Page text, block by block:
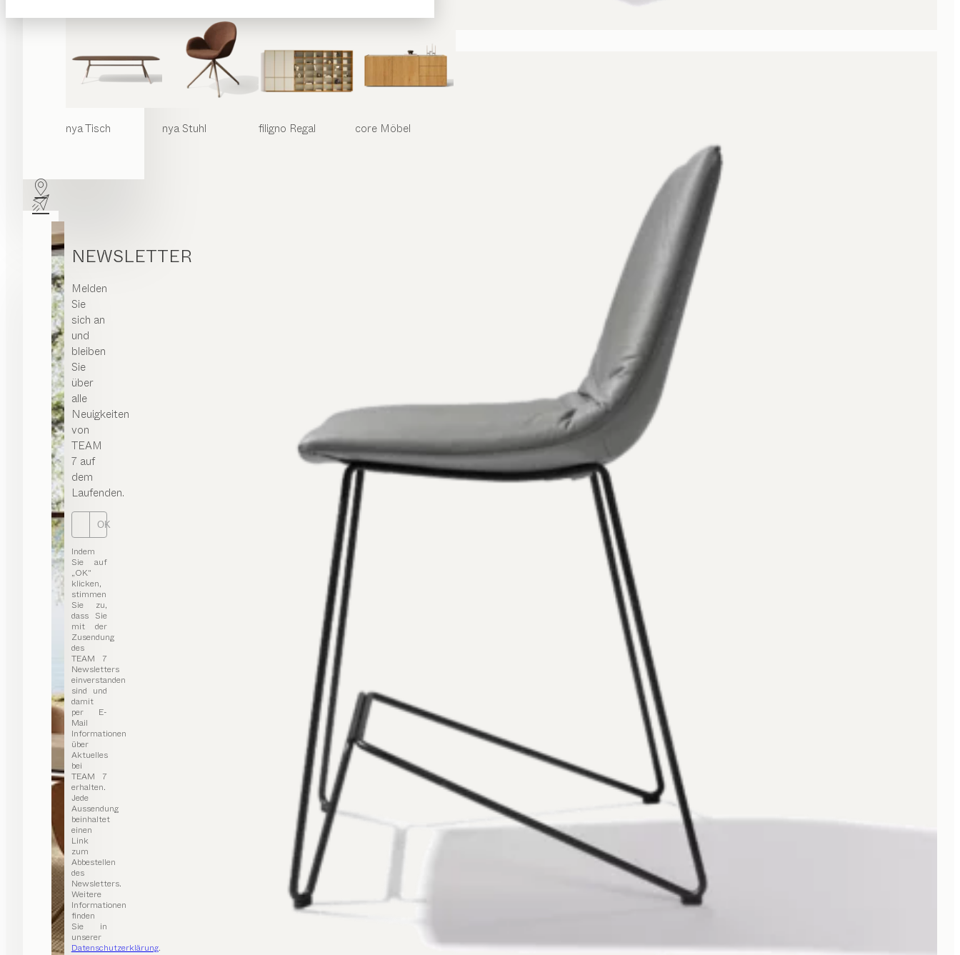
nyaTisch nyaStuhl filigno Regal core Möbel
NEWSLETTER
Melden
Sie
sich an
und
bleiben
Sie
über
alle
Neuigkeiten
von
TEAM
7 auf
dem
Laufenden.
OK
Indem
Sie auf
„OK“
klicken,
stimmen
Sie zu,
dass Sie
mit der
Zusendung
des
TEAM 7
Newsletters
einverstanden
sind und
damit
per E-
Mail
Informationen
über
Aktuelles
bei
TEAM 7
erhalten.
Jede
Aussendung
beinhaltet
einen
Link
zum
Abbestellen
des
Newsletters.
Weitere
Informationen
finden
Sie in
unserer
Datenschutzerklärung.